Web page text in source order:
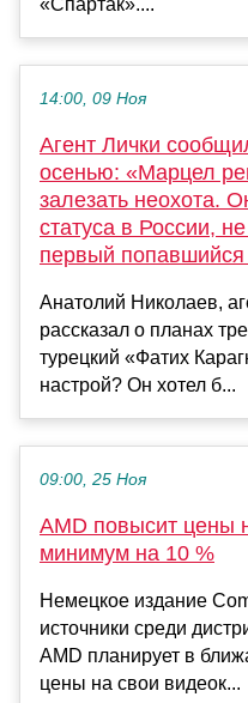
14:00, 09 Ноя
Агент Лички
осенью: «Марцел
залезать неохота.
статуса в России,
первый попавшийся
Анатолий Николаев,
рассказал о планах
турецкий «Фатих
настрой? Он хотел б...
09:00, 25 Ноя
AMD повысит цены
минимум на 10 %
Немецкое издание
источники среди
AMD планирует в
цены на свои видеок...